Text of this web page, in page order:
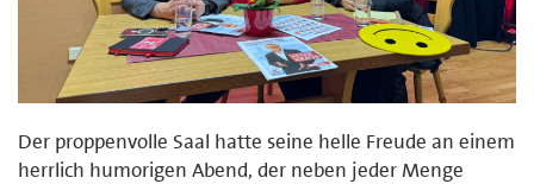
Der proppenvolle Saal hatte seine helle Freude an einem
herrlich humorigen Abend, der neben jeder Menge